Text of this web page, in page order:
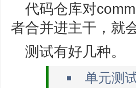
代码仓库对
者合并进主干，就
测试有好几种。
单元测